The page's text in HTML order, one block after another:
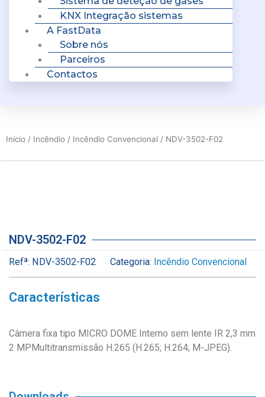
KNX Integração sistemas
A FastData
Sobre nós
Parceiros
Contactos
Início / Incêndio / Incêndio Convencional / NDV-3502-F02
NDV-3502-F02
Refª: NDV-3502-F02 Categoria: Incêndio Convencional
Características
Câmera fixa tipo MICRO DOME Interno sem lente IR 2,3 mm
2 MPMultitransmissão H.265 (H.265; H.264; M-JPEG).